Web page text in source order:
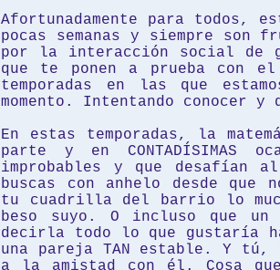
Afortunadamente para todos,
pocas semanas y siempre son
por la interacción social de
que te ponen a prueba con el
temporadas en las que
momento. Intentando conocer y
En estas temporadas, la
parte y en CONTADÍSIMAS
improbables y que desafían al
buscas con anhelo desde
tu cuadrilla del barrio lo
beso suyo. O incluso que
decirla todo lo que gustaría
una pareja TAN estable. Y
a la amistad con él. Cosa